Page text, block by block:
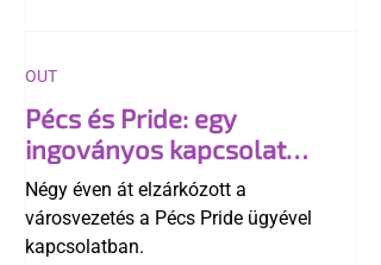
Pécs és Pride: egy
ingoványos kapcsolat
története
Négy éven át elzárkózott a
városvezetés a Pécs Pride ügyével
kapcsolatban.
OUT